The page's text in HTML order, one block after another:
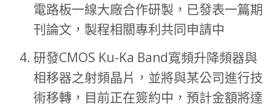
電路板一線大廠合作研製，已發表一篇期
刊論文，製程相關專利共同申請中
研發CMOS Ku-Ka Band寬頻升降頻器與
相移器之射頻晶片，並將與某公司進行技
術移轉，目前正在簽約中，預計金額將達